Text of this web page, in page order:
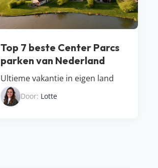
Top 7 beste Center Parcs
parken van Nederland
Ultieme vakantie in eigen land
Door: Lotte